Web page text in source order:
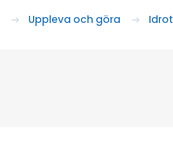
Uppleva och göra